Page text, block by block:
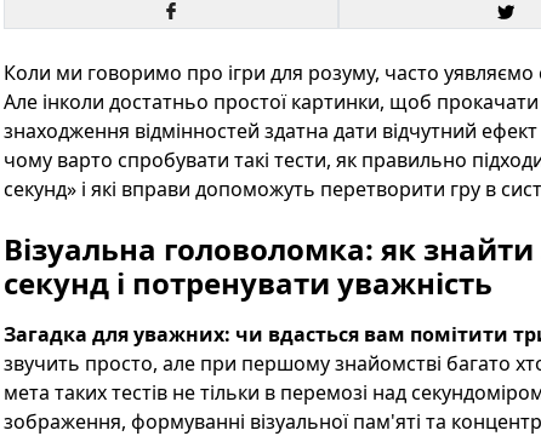
Коли ми говоримо про ігри для розуму, часто уявляємо
Але інколи достатньо простої картинки, щоб
знаходження відмінностей здатна дати відчутний ефект
чому варто спробувати такі тести, як правильно
секунд» і які вправи допоможуть перетворити гру в
Візуальна головоломка: як знайти
секунд і потренувати уважність
Загадка для уважних: чи вдасться вам помітити
звучить просто, але при першому знайомстві багато
мета таких тестів не тільки в перемозі над
зображення, формуванні візуальної пам'яті та